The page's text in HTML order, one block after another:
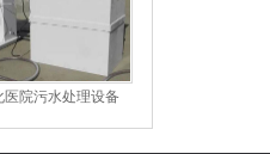
医院污水处理设备